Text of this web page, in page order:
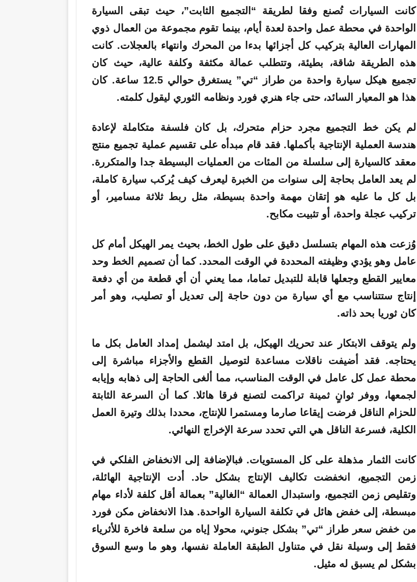
كانت السيارات تُصنع وفقا لطريقة “التجميع الثابت”، حيث تبقى السيارة
الواحدة في محطة عمل واحدة لعدة أيام، بينما تقوم مجموعة من العمال ذوي
المهارات العالية بتركيب كل أجزائها بدءا من المحرك وانتهاء بالعجلات. كانت
هذه الطريقة شاقة، بطيئة، وتتطلب عمالة مكثفة وكلفة عالية، حيث كان
تجميع هيكل سيارة واحدة من طراز “تي” يستغرق حوالي 12.5 ساعة. كان
هذا هو المعيار السائد، حتى جاء هنري فورد ونظامه الثوري ليقول كلمته.
لم يكن خط التجميع مجرد حزام متحرك، بل كان فلسفة متكاملة لإعادة
هندسة العملية الإنتاجية بأكملها. فقد قام مبدأه على تقسيم عملية تجميع منتج
معقد كالسيارة إلى سلسلة من المئات من العمليات البسيطة جدا والمتكررة.
لم يعد العامل بحاجة إلى سنوات من الخبرة ليعرف كيف يُركب سيارة كاملة،
بل كل ما عليه هو إتقان مهمة واحدة بسيطة، مثل ربط ثلاثة مسامير، أو
تركيب عجلة واحدة، أو تثبيت مكابح.
وُزعت هذه المهام بتسلسل دقيق على طول الخط، بحيث يمر الهيكل أمام كل
عامل وهو يؤدي وظيفته المحددة في الوقت المحدد. كما أن تصميم الخط وحد
معايير القطع وجعلها قابلة للتبديل تماما، مما يعني أن أي قطعة من أي دفعة
إنتاج ستتناسب مع أي سيارة من دون حاجة إلى تعديل أو تصليب، وهو أمر
كان ثوريا بحد ذاته.
ولم يتوقف الابتكار عند تحريك الهيكل، بل امتد ليشمل إمداد العامل بكل ما
يحتاجه. فقد أضيفت ناقلات مساعدة لتوصيل القطع والأجزاء مباشرة إلى
محطة عمل كل عامل في الوقت المناسب، مما ألغى الحاجة إلى ذهابه وإيابه
لجمعها، ووفر ثوانٍ ثمينة تراكمت لتصنع فرقا هائلا. كما أن السرعة الثابتة
للحزام الناقل فرضت إيقاعا صارما ومستمرا للإنتاج، محددا بذلك وتيرة العمل
الكلية، فسرعة الناقل هي التي تحدد سرعة الإخراج النهائي.
كانت الثمار مذهلة على كل المستويات. فبالإضافة إلى الانخفاض الفلكي في
زمن التجميع، انخفضت تكاليف الإنتاج بشكل حاد. أدت الإنتاجية الهائلة،
وتقليص زمن التجميع، واستبدال العمالة “الغالية” بعمالة أقل كلفة لأداء مهام
مبسطة، إلى خفض هائل في تكلفة السيارة الواحدة. هذا الانخفاض مكن فورد
من خفض سعر طراز “تي” بشكل جنوني، محولا إياه من سلعة فاخرة للأثرياء
فقط إلى وسيلة نقل في متناول الطبقة العاملة نفسها، وهو ما وسع السوق
بشكل لم يسبق له مثيل.